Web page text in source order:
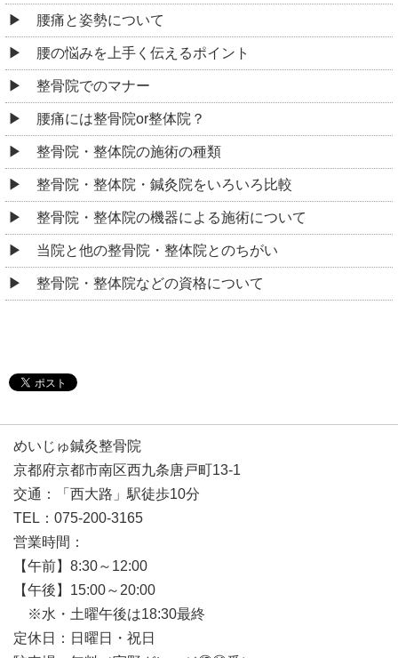
腰痛と姿勢について
腰の悩みを上手く伝えるポイント
整骨院でのマナー
腰痛には整骨院or整体院？
整骨院・整体院の施術の種類
整骨院・整体院・鍼灸院をいろいろ比較
整骨院・整体院の機器による施術について
当院と他の整骨院・整体院とのちがい
整骨院・整体院などの資格について
めいじゅ鍼灸整骨院
京都府京都市南区西九条唐戸町13-1
交通：「西大路」駅徒歩10分
TEL：075-200-3165
営業時間：
【午前】8:30～12:00
【午後】15:00～20:00
※水・土曜午後は18:30最終
定休日：日曜日・祝日